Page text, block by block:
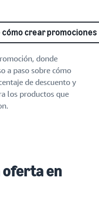
crear promociones
donde
a paso sobre cómo
de descuento y
los productos que
oferta en